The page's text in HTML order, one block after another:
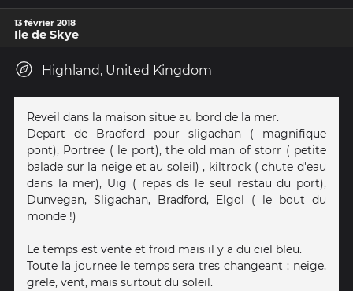
13 février 2018
Ile de Skye
Highland, United Kingdom
Reveil dans la maison situe au bord de la mer.
Depart de Bradford pour sligachan ( magnifique
pont), Portree ( le port), the old man of storr ( petite
balade sur la neige et au soleil) , kiltrock ( chute d'eau
dans la mer), Uig ( repas ds le seul restau du port),
Dunvegan, Sligachan, Bradford, Elgol ( le bout du
monde !)
Le temps est vente et froid mais il y a du ciel bleu.
Toute la journee le temps sera tres changeant : neige,
grele, vent, mais surtout du soleil.